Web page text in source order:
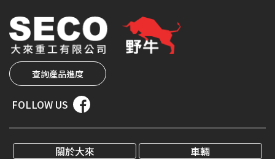
查詢產品進度
FOLLOW US
關於大來
車輛